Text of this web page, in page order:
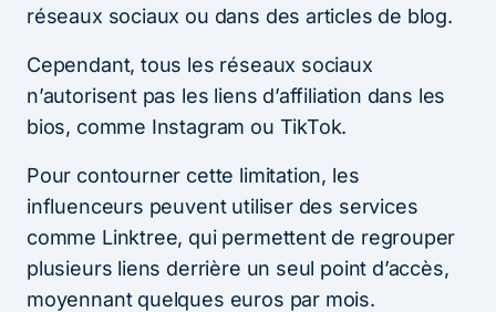
réseaux sociaux ou dans des articles de blog.
Cependant, tous les réseaux sociaux
n’autorisent pas les liens d’affiliation dans les
bios, comme Instagram ou TikTok.
Pour contourner cette limitation, les
influenceurs peuvent utiliser des services
comme Linktree, qui permettent de regrouper
plusieurs liens derrière un seul point d’accès,
moyennant quelques euros par mois.